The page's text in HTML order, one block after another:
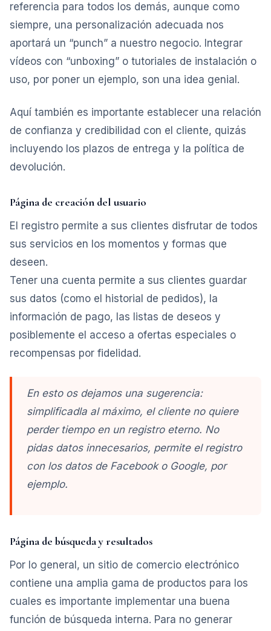
referencia para todos los demás, aunque como
siempre, una personalización adecuada nos
aportará un “punch” a nuestro negocio. Integrar
vídeos con “unboxing” o tutoriales de instalación o
uso, por poner un ejemplo, son una idea genial.
Aquí también es importante establecer una relación
de confianza y credibilidad con el cliente, quizás
incluyendo los plazos de entrega y la política de
devolución.
Página de creación del usuario
El registro permite a sus clientes disfrutar de todos
sus servicios en los momentos y formas que
deseen.
Tener una cuenta permite a sus clientes guardar
sus datos (como el historial de pedidos), la
información de pago, las listas de deseos y
posiblemente el acceso a ofertas especiales o
recompensas por fidelidad.
En esto os dejamos una sugerencia:
simplificadla al máximo, el cliente no quiere
perder tiempo en un registro eterno. No
pidas datos innecesarios, permite el registro
con los datos de Facebook o Google, por
ejemplo.
Página de búsqueda y resultados
Por lo general, un sitio de comercio electrónico
contiene una amplia gama de productos para los
cuales es importante implementar una buena
función de búsqueda interna. Para no generar